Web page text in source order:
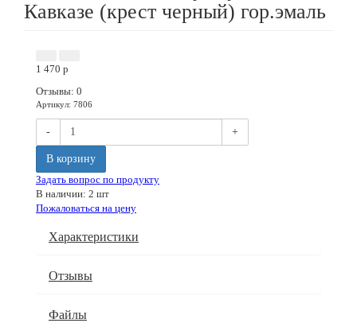
Кавказе (крест черный) гор.эмаль
1 470 p
Отзывы: 0
Артикул: 7806
- +
В корзину
Задать вопрос по продукту
В наличии: 2 шт
Пожаловаться на цену
Характеристики
Отзывы
Файлы